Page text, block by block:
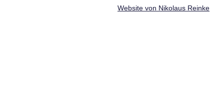
Website von Nikolaus Reinke